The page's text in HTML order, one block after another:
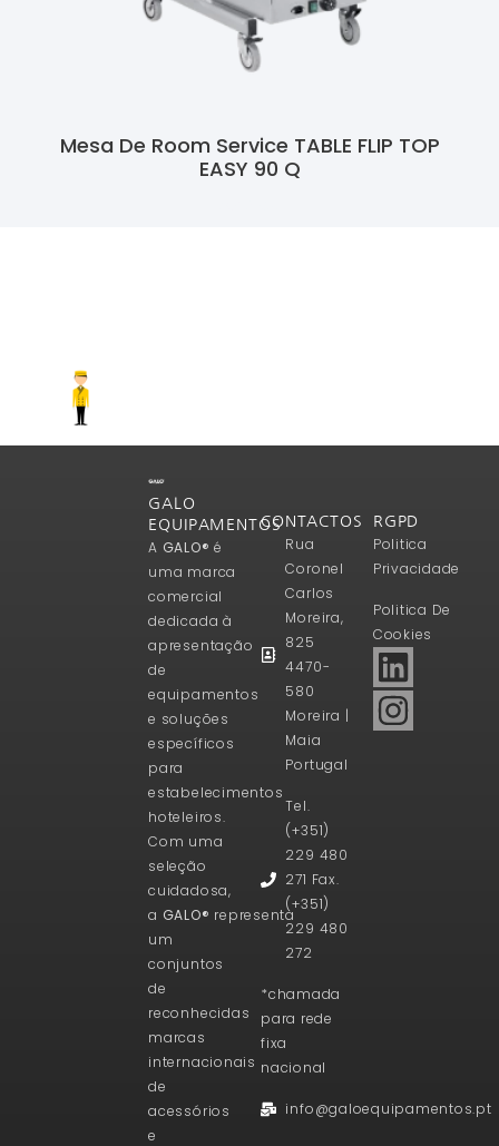
Mesa De Room Service TABLE FLIP TOP
EASY 90 Q
GALO
EQUIPAMENTOS
A GALO® é
uma marca
comercial
dedicada à
apresentação
de
equipamentos
e soluções
específicos
para
estabelecimentos
hoteleiros.
Com uma
seleção
cuidadosa,
a GALO® representa
um
conjuntos
de
reconhecidas
marcas
internacionais
de
acessórios
e
CONTACTOS
Rua
Coronel
Carlos
Moreira,
825
4470-
580
Moreira |
Maia
Portugal
Tel.
(+351)
229 480
271 Fax.
(+351)
229 480
272
*chamada
para rede
fixa
nacional
info@galoequipamentos.pt
RGPD
Politica
Privacidade
Politica De
Cookies